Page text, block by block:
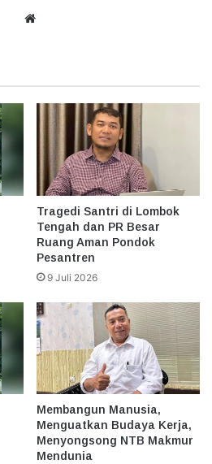
Tragedi Santri di Lombok
Tengah dan PR Besar
Ruang Aman Pondok
Pesantren
9 Juli 2026
Membangun Manusia,
Menguatkan Budaya Kerja,
Menyongsong NTB Makmur
Mendunia